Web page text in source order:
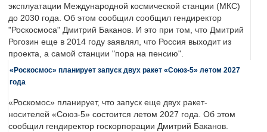
эксплуатации Международной космической станции (МКС)
до 2030 года. Об этом сообщил сообщил гендиректор
"Роскосмоса" Дмитрий Баканов. И это при том, что Дмитрий
Рогозин еще в 2014 году заявлял, что Россия выходит из
проекта, а самой станции "пора на пенсию".
«Роскосмос» планирует запуск двух ракет «Союз-5» летом 2027
года
«Роскомос» планирует, что запуск еще двух ракет-
носителей «Союз-5» состоится летом 2027 года. Об этом
сообщил гендиректор госкорпорации Дмитрий Баканов.